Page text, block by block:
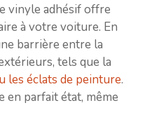
vinyle adhésif offre
à votre voiture. En
barrière entre la
tels que la
les éclats de peinture.
en parfait état, même